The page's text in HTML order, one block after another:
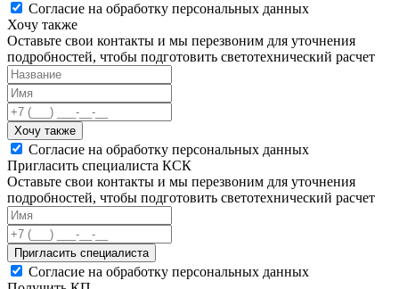
Согласие на обработку персональных данных
Хочу также
Оставьте свои контакты и мы перезвоним для уточнения
подробностей, чтобы подготовить светотехнический расчет
Хочу также
Согласие на обработку персональных данных
Пригласить специалиста КСК
Оставьте свои контакты и мы перезвоним для уточнения
подробностей, чтобы подготовить светотехнический расчет
Пригласить специалиста
Согласие на обработку персональных данных